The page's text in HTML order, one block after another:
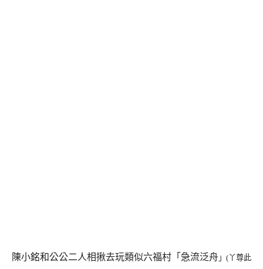
陳小銘和公公二人相揪去玩類似六福村「急流泛舟 」(丫尊此